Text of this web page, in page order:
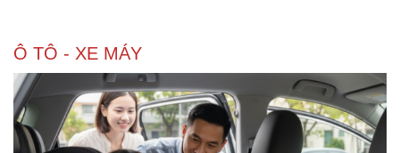
Ô TÔ - XE MÁY